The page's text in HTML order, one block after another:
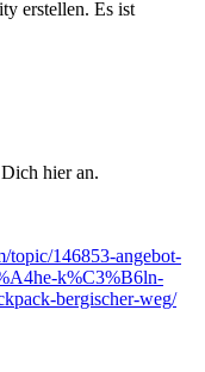
erstellen. Es ist
hier an.
topic/146853-angebot-
k%C3%B6ln-
bergischer-weg/